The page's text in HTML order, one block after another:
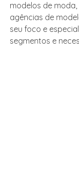
modelos de
agências de
seu foco e
segmentos e